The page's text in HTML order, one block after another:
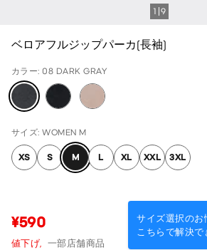
1 9
ベロアフルジップパーカ(長袖)
カラー: 08 DARK GRAY
サイズ: WOMEN M
XS S M L XL XXL 3XL
サイズ選択のお
こちらで解決で
¥590
値下げ, 一部店舗商品